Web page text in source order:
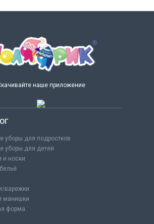
наше приложение
уборы для подростков
уборы для детей
и носки
варежки
манишки
форма